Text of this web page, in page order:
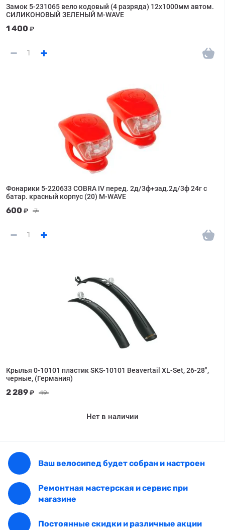
Замок 5-231065 вело кодовый (4 разряда) 12х1000мм автом.
СИЛИКОНОВЫЙ ЗЕЛЕНЫЙ M-WAVE
1 400 ₽
Фонарики 5-220633 COBRA IV перед. 2д/3ф+зад.2д/3ф 24г с
батар. красный корпус (20) M-WAVE
600 ₽ 7
Крылья 0-10101 пластик SKS-10101 Beavertail XL-Set, 26-28",
черные, (Германия)
2 289 ₽ 19
Нет в наличии
Ваш велосипед будет собран и настроен
Ремонтная мастерская и сервис при
магазине
Постоянные скидки и различные акции